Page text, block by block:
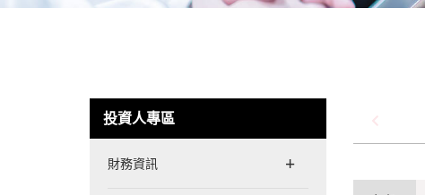
投資人專區
財務資訊